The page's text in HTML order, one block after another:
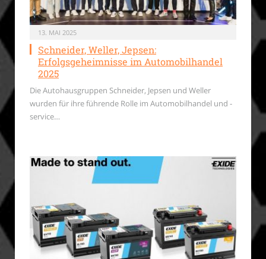
13. MAI 2025
Schneider, Weller, Jepsen:
Erfolgsgeheimnisse im Automobilhandel
2025
Die Autohausgruppen Schneider, Jepsen und Weller
wurden für ihre führende Rolle im Automobilhandel und -
service…